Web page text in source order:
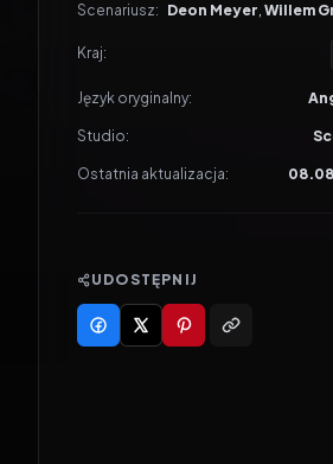
Scenariusz: Deon Meyer, Willem
Kraj:
Język oryginalny:
Studio:
Ostatnia aktualizacja:
UDOSTĘPNIJ